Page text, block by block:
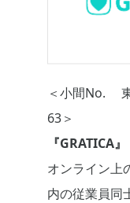
＜小間No.
63＞
『GRATICA』
オンライン上
内の従業員同